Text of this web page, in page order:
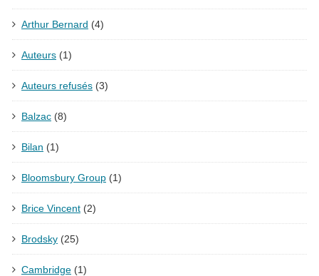
Arthur Bernard (4)
Auteurs (1)
Auteurs refusés (3)
Balzac (8)
Bilan (1)
Bloomsbury Group (1)
Brice Vincent (2)
Brodsky (25)
Cambridge (1)